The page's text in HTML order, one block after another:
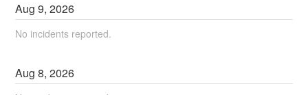
Aug9,2026
No incidents reported.
Aug8,2026